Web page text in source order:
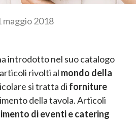
maggio 2018
introdotto nel suo catalogo
rivolti al mondo della
si tratta di forniture
della tavola. Articoli
di eventi e catering